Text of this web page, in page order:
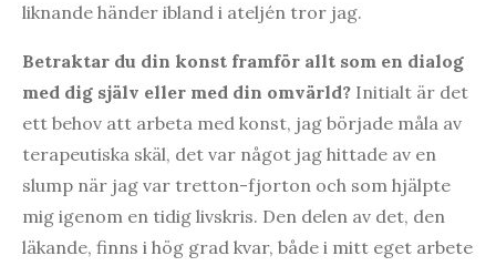
liknande händer ibland i ateljén tror jag.
Betraktar du din konst framför allt som en dialog
med dig själv eller med din omvärld? Initialt är det
ett behov att arbeta med konst, jag började måla av
terapeutiska skäl, det var något jag hittade av en
slump när jag var tretton-fjorton och som hjälpte
mig igenom en tidig livskris. Den delen av det, den
läkande, finns i hög grad kvar, både i mitt eget arbete